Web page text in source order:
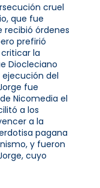
cruel
que fue
recibió órdenes
prefirió
la
Diocleciano
del
fue
Nicomedia el
a los
a la
pagana
y fueron
cuyo